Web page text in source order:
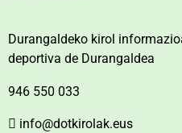
Durangaldeko kirol
deportiva de Durangaldea
946 550 033
info@dotkirolak.eus